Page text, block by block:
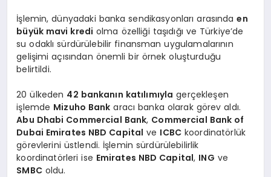
İşlemin, dünyadaki banka sendikasyonları arasındaen
büyük mavi kredi olma özelliği taşıdığı ve Türkiye’de
su odaklı sürdürülebilir finansman uygulamalarının
gelişimi açısından önemli bir örnek oluşturduğu
belirtildi.
20 ülkeden 42 bankanın katılımıyla gerçekleşen
işlemde Mizuho Bank aracı banka olarak görev aldı.
Abu Dhabi Commercial Bank, Commercial Bank of
Dubai Emirates NBD Capital ve ICBC koordinatörlük
görevlerini üstlendi. İşlemin sürdürülebilirlik
koordinatörleri ise Emirates NBD Capital, ING ve
SMBColdu.